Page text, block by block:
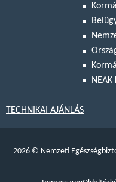
TECHNIKAI AJÁNLÁS
2026 © Nemzeti